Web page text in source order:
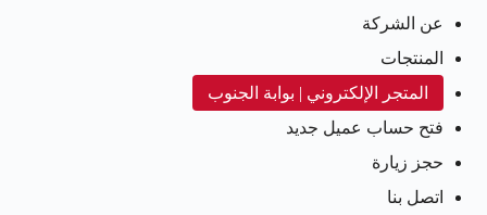
عن الشركة
المنتجات
المتجر الإلكتروني | بوابة الجنوب
فتح حساب عميل جديد
حجز زيارة
اتصل بنا